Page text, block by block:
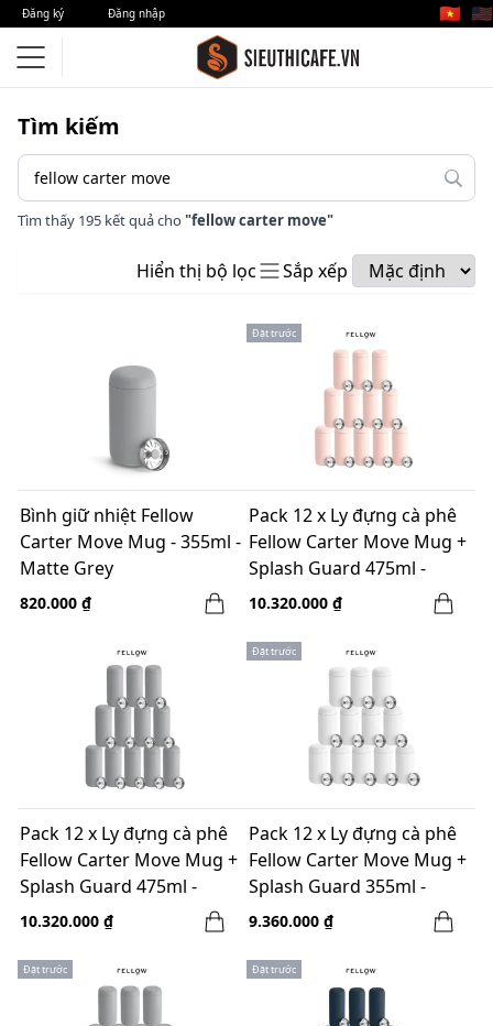
Đăng ký Đăng nhập 🇻🇳 🇺🇸
Tìm kiếm
Tìm thấy 195 kết quả cho "fellow carter move"
Hiển thị bộ lọc Sắp xếp
Bình giữ nhiệt Fellow
Carter Move Mug - 355ml -
Matte Grey
820.000 ₫
Đặt trước
Pack 12 x Ly đựng cà phê
Fellow Carter Move Mug +
Splash Guard 475ml -
Warm Pink
10.320.000 ₫
Pack 12 x Ly đựng cà phê
Fellow Carter Move Mug +
Splash Guard 475ml -
Matte Grey
10.320.000 ₫
Đặt trước
Pack 12 x Ly đựng cà phê
Fellow Carter Move Mug +
Splash Guard 355ml -
Matte White
9.360.000 ₫
Đặt trước Đặt trước